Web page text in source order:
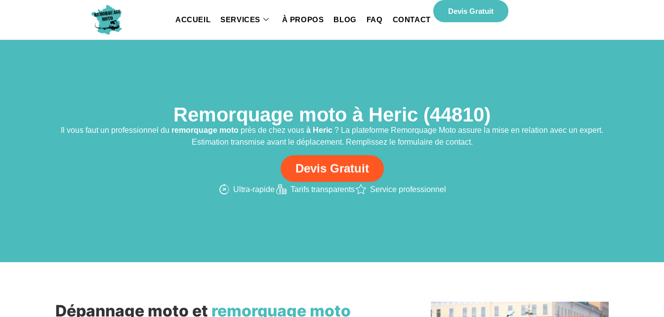
ACCUEIL SERVICES À PROPOS BLOG FAQ CONTACT
Devis Gratuit
Remorquage moto à Heric (44810)
Il vous faut un professionnel du remorquage moto près de chez vous à Heric ? La plateforme Remorquage Moto assure la mise en relation avec un expert.
Estimation transmise avant le déplacement. Remplissez le formulaire de contact.
Devis Gratuit
Ultra-rapide Tarifs transparents Service professionnel
Dépannage moto et remorquage moto